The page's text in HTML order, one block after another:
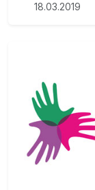
18.03.2019